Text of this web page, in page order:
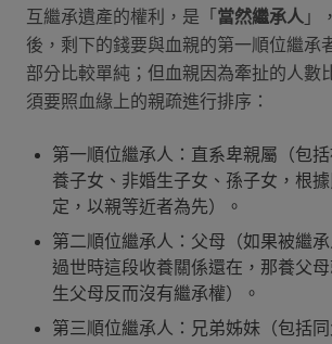
互繼承遺產的權利，是「 當然繼承人 」
後，剩下的錢要與血親的第一順位繼承
部分比較單純；但血親因為牽扯的人數
須要照血緣上的親疏進行排序：
第一順位繼承人：直系卑親屬（包括
養子女、非婚生子女、孫子女，根
定，以親等近者為先）。
第二順位繼承人：父母（如果被繼承
過世時這段收養關係還在，那養父母
生父母反而沒有繼承權）。
第三順位繼承人：兄弟姊妹（包括